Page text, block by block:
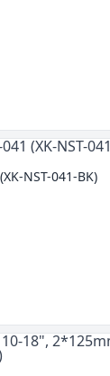
NST-041-BK)